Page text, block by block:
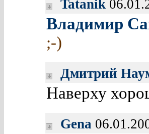
Tatanik
Владимир
;-)
Дмитрий
Наверху
Gena